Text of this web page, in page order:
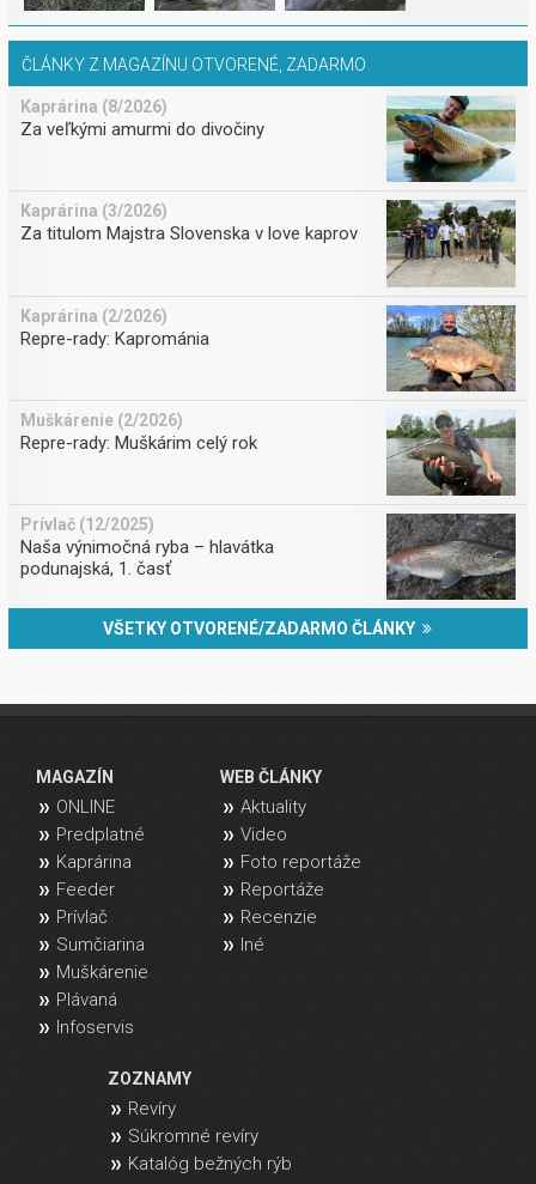
ČLÁNKY Z MAGAZÍNU OTVORENÉ, ZADARMO
Kaprárina (8/2026)
Za veľkými amurmi do divočiny
Kaprárina (3/2026)
Za titulom Majstra Slovenska v love kaprov
Kaprárina (2/2026)
Repre-rady: Kaprománia
Muškárenie (2/2026)
Repre-rady: Muškárim celý rok
Prívlač (12/2025)
Naša výnimočná ryba – hlavátka
podunajská, 1. časť
VŠETKY OTVORENÉ/ZADARMO ČLÁNKY
MAGAZÍN
ONLINE
Predplatné
Kaprárina
Feeder
Prívlač
Sumčiarina
Muškárenie
Plávaná
Infoservis
WEB ČLÁNKY
Aktuality
Video
Foto reportáže
Reportáže
Recenzie
Iné
ZOZNAMY
Revíry
Súkromné revíry
Katalóg bežných rýb